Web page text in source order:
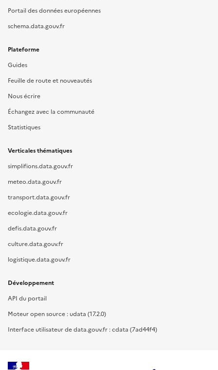
Portail des données européennes
schema.data.gouv.fr
Plateforme
Guides
Feuille de route et nouveautés
Nous écrire
Échangez avec la communauté
Statistiques
Verticales thématiques
simplifions.data.gouv.fr
meteo.data.gouv.fr
transport.data.gouv.fr
ecologie.data.gouv.fr
defis.data.gouv.fr
culture.data.gouv.fr
logistique.data.gouv.fr
Développement
API du portail
Moteur open source : udata (17.2.0)
Interface utilisateur de data.gouv.fr : cdata (7ad44f4)